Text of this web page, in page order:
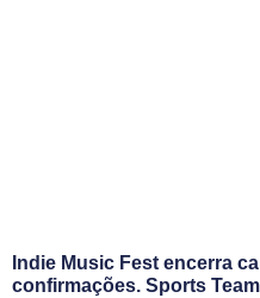
Indie Music Fest encerra
confirmações. Sports